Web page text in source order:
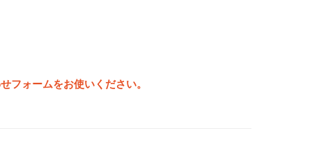
フォームをお使いください。